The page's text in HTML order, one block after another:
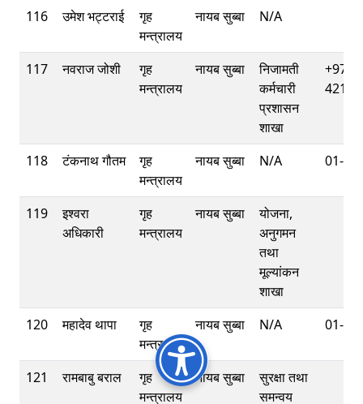
116
उमेश भट्टराई
गृह
मन्त्रालय
नायब सुब्बा N/A
117 नवराज जोशी
गृह
मन्त्रालय
नायब सुब्बा
निजामती
कर्मचारी
प्रशासन
शाखा
+977-
118 टंकनाथ गौतम
गृह
मन्त्रालय
नायब सुब्बा N/A 01-
119
इश्‍वरा
अधिकारी
गृह
मन्त्रालय
नायब सुब्बा
योजना,
अनुगमन
तथा
मूल्यांकन
शाखा
120
महादेव थापा
गृह
मन्त्रालय
नायब सुब्बा N/A 01-
121 रामबाबु बराल
गृह
मन्त्रालय
नायब सुब्बा
सुरक्षा तथा
समन्वय